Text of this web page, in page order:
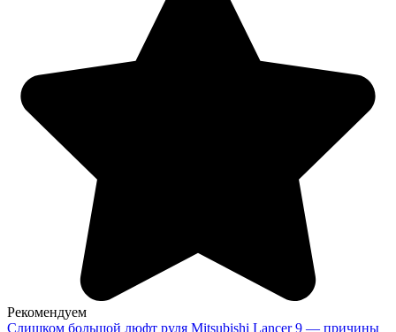
Рекомендуем
Слишком большой люфт руля Mitsubishi Lancer 9 — причины